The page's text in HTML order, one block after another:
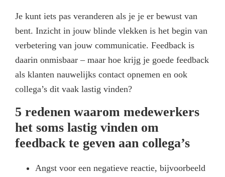
Je kunt iets pas veranderen als je je er bewust van
bent. Inzicht in jouw blinde vlekken is het begin van
verbetering van jouw communicatie. Feedback is
daarin onmisbaar – maar hoe krijg je goede feedback
als klanten nauwelijks contact opnemen en ook
collega’s dit vaak lastig vinden?
5 redenen waarom medewerkers
het soms lastig vinden om
feedback te geven aan collega’s
Angst voor een negatieve reactie, bijvoorbeeld